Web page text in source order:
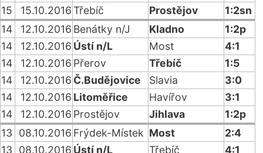
15
15.10.2016Třebíč Prostějov
1:2sn
14
12.10.2016 Benátky n/J Kladno
1:2p
14
12.10.2016 Ústí n/L Most
4:1
14
12.10.2016 Přerov Třebíč
1:5
14
12.10.2016 Č.Budějovice Slavia
3:0
14
12.10.2016 Litoměřice Havířov
3:1
14
12.10.2016 Prostějov Jihlava
1:2p
13
08.10.2016 Frýdek-Místek Most
2:4
13
08.10.2016 Ústí n/L Třebíč
4:1